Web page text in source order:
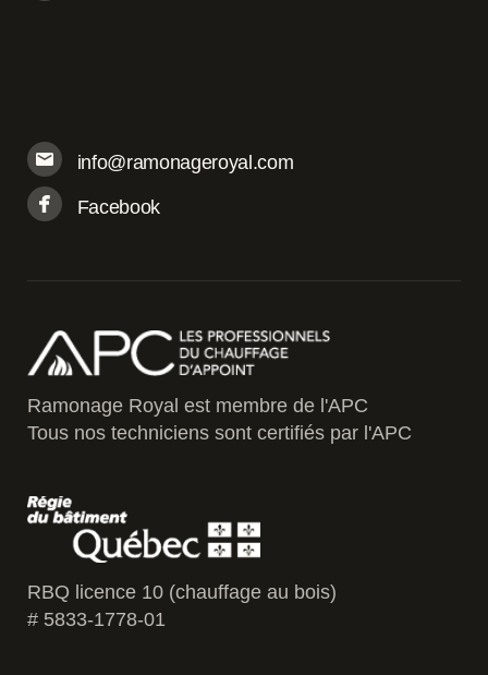
info@ramonageroyal.com
Facebook
Ramonage Royal est membre de l'APC
Tous nos techniciens sont certifiés par l'APC
RBQ licence 10 (chauffage au bois)
# 5833-1778-01